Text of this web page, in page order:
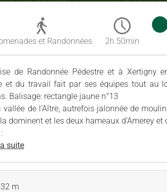
et Randonnées 2h 50min
de Randonnée Pédestre et à Xertigny
et du travail fait par ses équipes tout au
Balisage: rectangle jaune n°13
de l’Aître, autrefois jalonnée de
dominent et les deux hameaux d’Amerey et
suite
m